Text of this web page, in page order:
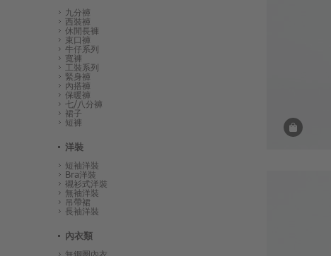
九分褲
西裝褲
休閒長褲
束口褲
牛仔系列
寬褲
工裝系列
緊身褲
內搭褲
保暖褲
七/八分褲
裙子
短褲
洋裝
短袖洋裝
Bra洋裝
襯衫式洋裝
無袖洋裝
吊帶裙
長袖洋裝
內衣類
無鋼圈內衣